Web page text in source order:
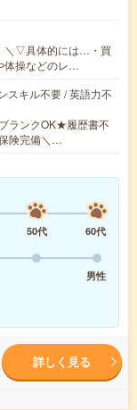
＼▽具体的には…・買
体操などのレ…
スキル不要 / 英語力不
ランクOK★履歴書不
険完備＼…
50代
60代
男性
詳しく見る